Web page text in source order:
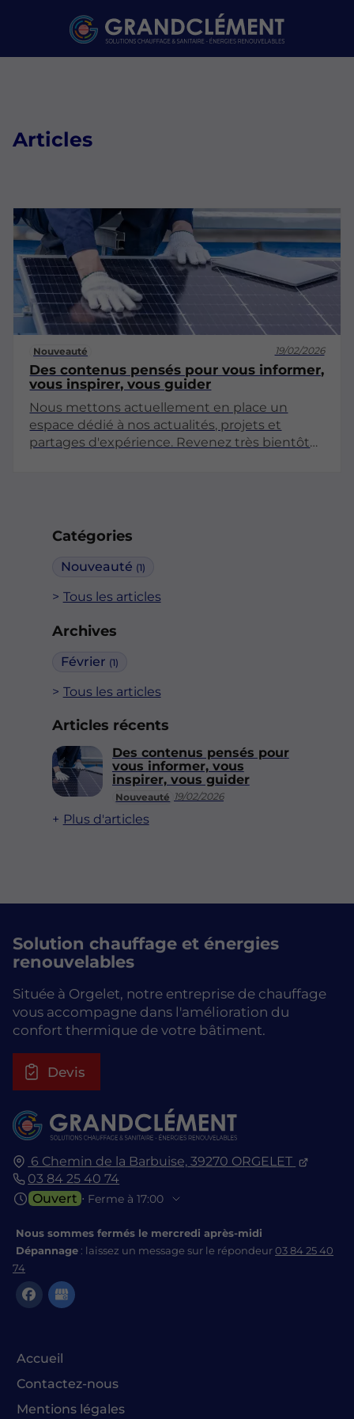
Catégories
Nouveauté (1)
Tous les articles
Archives
Février (1)
Tous les articles
Articles récents
Nouveauté 19/02/2026
Des contenus pensés pour
vous informer, vous
inspirer, vous guider
Plus d'articles
Articles
Nouveauté 19/02/2026
Des contenus pensés pour vous informer,
vous inspirer, vous guider
Nous mettons actuellement en place un
espace dédié à nos actualités, projets et
partages d'expérience. Revenez très bientôt
6 Chemin de la Barbuise, 39270 ORGELET
03 84 25 40 74
Ouvert ⋅ Ferme à 17:00
Nous sommes fermés le mercredi après-midi
Dépannage : laissez un message sur le répondeur03 84 25 40
74
Accueil
Contactez-nous
Mentions légales
Solution chauffage et énergies
renouvelables
Située à Orgelet, notre entreprise de chauffage
vous accompagne dans l'amélioration du
confort thermique de votre bâtiment.
Devis